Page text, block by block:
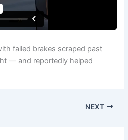
failed brakes scraped past
— and reportedly helped
NEXT